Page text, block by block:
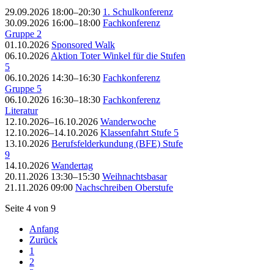
29.09.2026 18:00–20:30 1. Schulkonferenz
30.09.2026 16:00–18:00 Fachkonferenz
Gruppe 2
01.10.2026 Sponsored Walk
06.10.2026 Aktion Toter Winkel für die Stufen
5
06.10.2026 14:30–16:30 Fachkonferenz
Gruppe 5
06.10.2026 16:30–18:30 Fachkonferenz
Literatur
12.10.2026–16.10.2026 Wanderwoche
12.10.2026–14.10.2026 Klassenfahrt Stufe 5
13.10.2026 Berufsfelderkundung (BFE) Stufe
9
14.10.2026 Wandertag
20.11.2026 13:30–15:30 Weihnachtsbasar
21.11.2026 09:00 Nachschreiben Oberstufe
Seite 4 von 9
Anfang
Zurück
1
2